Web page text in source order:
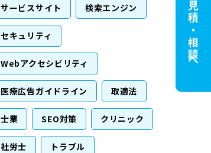
サービスサイト 検索エンジン
セキュリティ
Webアクセシビリティ
医療広告ガイドライン 取適法
士業 SEO対策 クリニック
社労士 トラブル
無料見積・相談へ